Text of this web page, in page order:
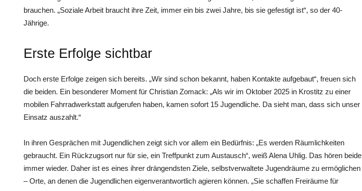
brauchen. „Soziale Arbeit braucht ihre Zeit, immer ein bis zwei Jahre, bis sie gefestigt ist“, so der 40-
Jährige.
Erste Erfolge sichtbar
Doch erste Erfolge zeigen sich bereits. „Wir sind schon bekannt, haben Kontakte aufgebaut“, freuen sich
die beiden. Ein besonderer Moment für ­Christian Zomack: „Als wir im Oktober 2025 in Krostitz zu einer
mobilen Fahrradwerkstatt aufgerufen haben, kamen sofort 15 Jugendliche. Da sieht man, dass sich unser
Einsatz auszahlt.“
In ihren Gesprächen mit Jugendlichen zeigt sich vor allem ein Bedürfnis: „Es werden Räumlichkeiten
gebraucht. Ein Rückzugsort nur für sie, ein Treffpunkt zum Austausch“, weiß Alena Uhlig. Das hören beide
immer wieder. Daher ist es eines ihrer drängendsten Ziele, selbstverwaltete Jugendräume zu ermöglichen
– Orte, an denen die Jugendlichen eigenverantwortlich agieren können. „Sie schaffen Freiräume für